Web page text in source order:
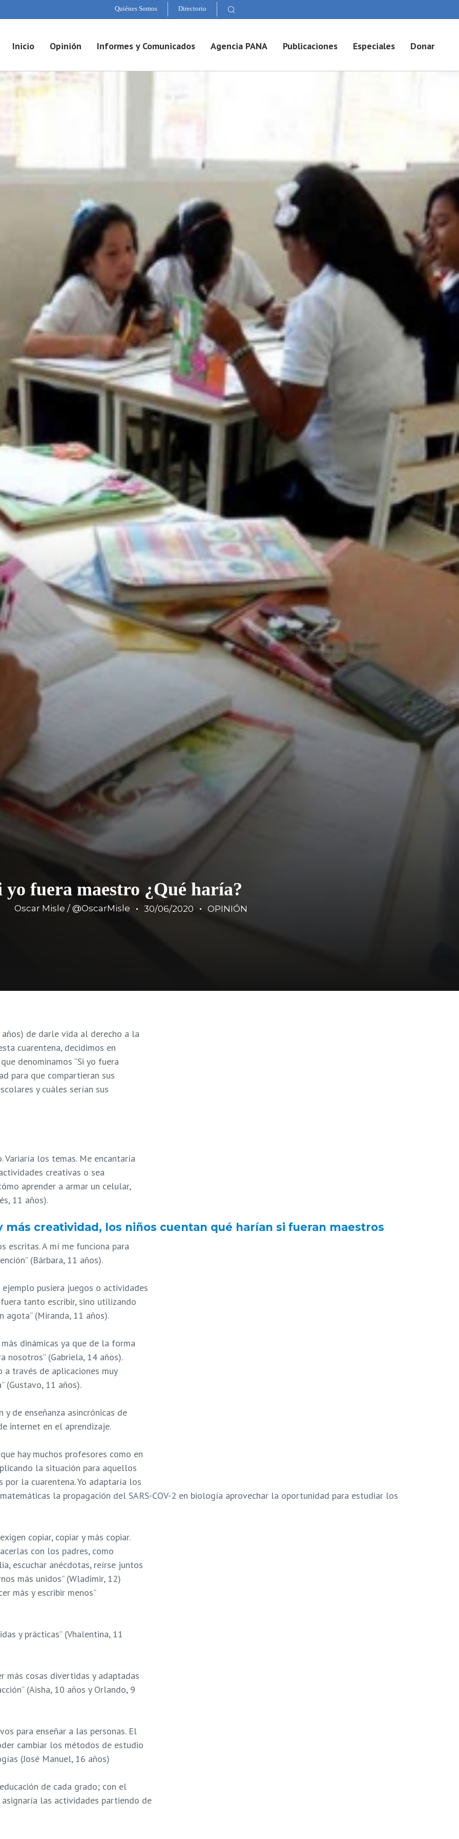
Quiénes Somos Directorio
Inicio Opinión Informes y Comunicados Agencia PANA Publicaciones Especiales Donar
yo fuera maestro ¿Qué haría?
Oscar Misle / @OscarMisle 30/06/2020 OPINIÓN
de darle vida al derecho a la
cuarentena, decidimos en
denominamos “Si yo fuera
para que compartieran sus
y cuáles serían sus
los temas. Me encantaría
creativas o sea
aprender a armar un celular,
11 años).
más creatividad, los niños cuentan qué harían si fueran maestros
escritas. A mí me funciona para
(Bárbara, 11 años).
pusiera juegos o actividades
tanto escribir, sino utilizando
agota” (Miranda, 11 años).
dinámicas ya que de la forma
nosotros” (Gabriela, 14 años).
a través de aplicaciones muy
(Gustavo, 11 años).
de enseñanza asincrónicas de
internet en el aprendizaje.
hay muchos profesores como en
la situación para aquellos
la cuarentena. Yo adaptaría los
la propagación del SARS-COV-2 en biología aprovechar la oportunidad para estudiar los
copiar, copiar y más copiar.
con los padres, como
escuchar anécdotas, reírse juntos
más unidos” (Wladimir, 12)
más y escribir menos”
y prácticas” (Vhalentina, 11
más cosas divertidas y adaptadas
(Aisha, 10 años y Orlando, 9
para enseñar a las personas. El
cambiar los métodos de estudio
(José Manuel, 16 años)
de cada grado; con el
las actividades partiendo de